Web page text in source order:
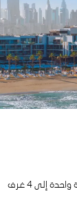
غرفة واحدة إلى 4 غرف